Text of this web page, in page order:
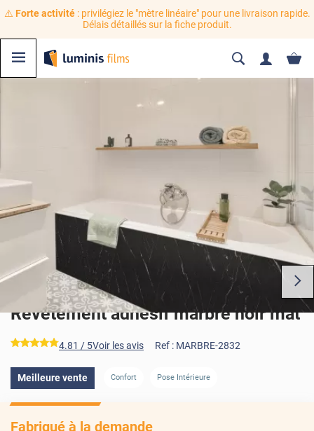
⚠️ Forte activité: privilégiez le "mètre linéaire" pour une livraison rapide.
Délais détaillés sur la fiche produit.
Revêtement adhésif marbre noir mat
*****
4.81 / 5Voir les avis Ref : MARBRE-2832
Meilleure vente Confort Pose Intérieure
Fabriqué à la demande